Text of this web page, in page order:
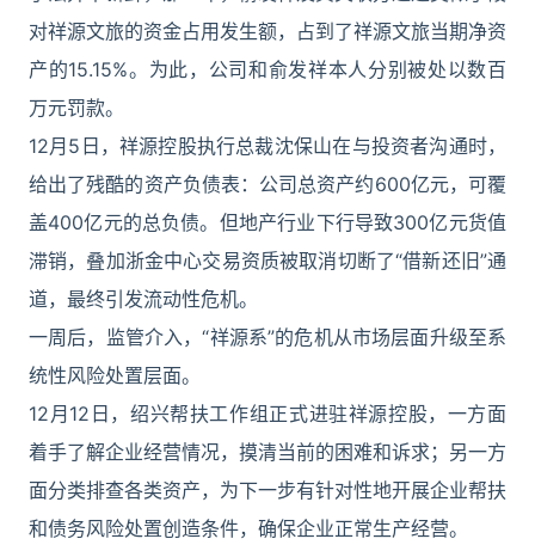
对祥源文旅的资金占用发生额，占到了祥源文旅当期净资
产的15.15%。为此，公司和俞发祥本人分别被处以数百
万元罚款。
12月5日，祥源控股执行总裁沈保山在与投资者沟通时，
给出了残酷的资产负债表：公司总资产约600亿元，可覆
盖400亿元的总负债。但地产行业下行导致300亿元货值
滞销，叠加浙金中心交易资质被取消切断了“借新还旧”通
道，最终引发流动性危机。
一周后，监管介入，“祥源系”的危机从市场层面升级至系
统性风险处置层面。
12月12日，绍兴帮扶工作组正式进驻祥源控股，一方面
着手了解企业经营情况，摸清当前的困难和诉求；另一方
面分类排查各类资产，为下一步有针对性地开展企业帮扶
和债务风险处置创造条件，确保企业正常生产经营。